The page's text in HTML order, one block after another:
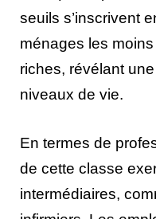
seuils s’inscrivent
ménages les
riches, révélant
niveaux de vie.
En termes de
de cette classe
intermédiaires,